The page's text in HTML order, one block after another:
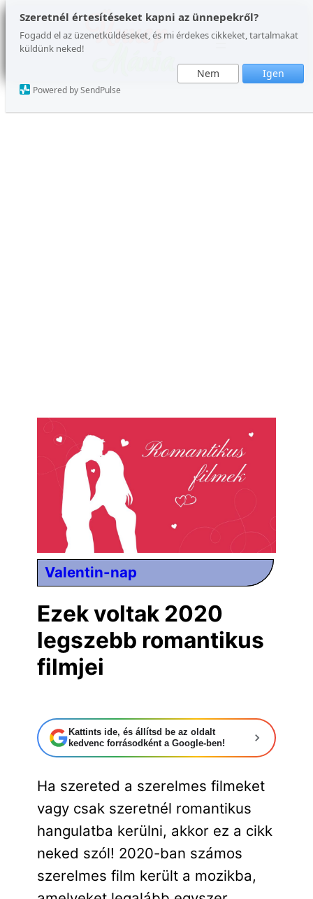
Szeretnél értesítéseket kapni az ünnepekről?
Fogadd el az üzenetküldéseket, és mi érdekes cikkeket, tartalmakat
küldünk neked!
Nem Igen
Powered by SendPulse
Ugrás
tartalomhoz
Valentin-nap
Ezek voltak 2020
legszebb romantikus
filmjei
Kattints ide, és állítsd be az oldalt
kedvenc forrásodként a Google-ben!
Ha szereted a szerelmes filmeket
vagy csak szeretnél romantikus
hangulatba kerülni, akkor ez a cikk
neked szól! 2020-ban számos
szerelmes film került a mozikba,